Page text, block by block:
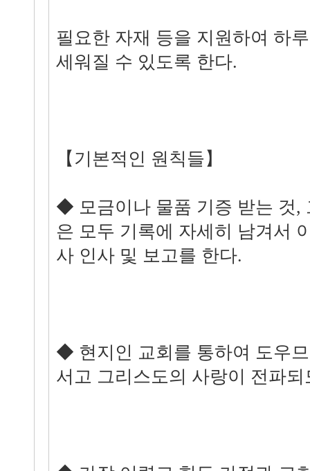
필요한 자재 등을 지원하여 하
세워질 수 있도록 한다.
【기본적인 원칙들】
◆ 모금이나 물품 기증 받는 것,
은 모두 기록에 자세히 남겨서
사 인사 및 보고를 한다.
◆ 현지인 교회를 통하여 도우
서고 그리스도의 사랑이 전파되